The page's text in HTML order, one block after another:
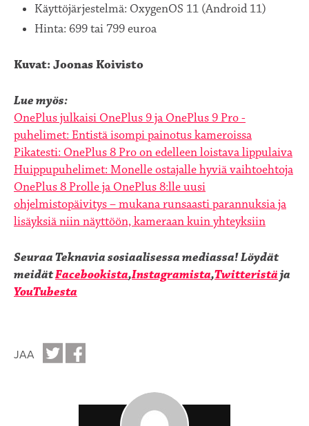
Käyttöjärjestelmä: OxygenOS 11 (Android 11)
Hinta: 699 tai 799 euroa
Kuvat: Joonas Koivisto
Lue myös:
OnePlus julkaisi OnePlus 9 ja OnePlus 9 Pro -
puhelimet: Entistä isompi painotus kameroissa
Pikatesti: OnePlus 8 Pro on edelleen loistava lippulaiva
Huippupuhelimet: Monelle ostajalle hyviä vaihtoehtoja
OnePlus 8 Prolle ja OnePlus 8:lle uusi
ohjelmistopäivitys – mukana runsaasti parannuksia ja
lisäyksiä niin näyttöön, kameraan kuin yhteyksiin
Seuraa Teknavia sosiaalisessa mediassa!Löydät
meidätFacebookista,Instagramista,Twitteristäja
YouTubesta
JAA